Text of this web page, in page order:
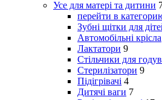
Усе для матері та дитини
перейти в
Зубні щітки для
Автомобільні крісла
Лактатори 9
Стільчики для
Стерилізатори 9
Підігрівачі 4
Дитячі ваги 7